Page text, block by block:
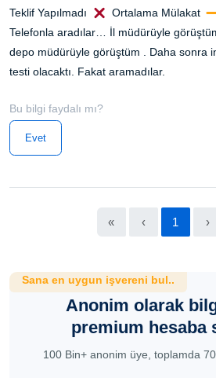
Teklif Yapılmadı
Ortalama Mülakat
Telefonla aradılar… İl müdürüyle
depo müdürüyle görüştüm . Daha sonra
testi olacaktı. Fakat aramadılar.
Bu bilgi faydalı mı?
Evet
« ‹ 1 ›
Sana en uygun işvereni bul..
Anonim olarak
premium hesaba
100 Bin+ anonim üye, toplamda 70